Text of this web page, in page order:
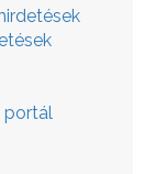
portál